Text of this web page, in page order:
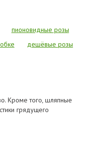
пионовидные розы
дешёвые розы
Кроме того, шляпные
грядущего